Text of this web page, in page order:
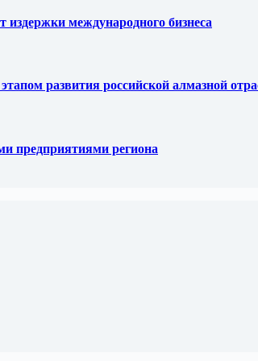
издержки международного бизнеса
развития российской алмазной
предприятиями региона